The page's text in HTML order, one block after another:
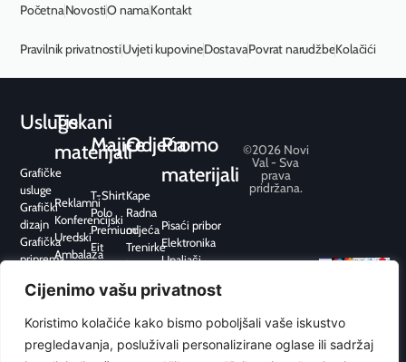
Cijenimo vašu privatnost
Koristimo kolačiće kako bismo poboljšali vaše iskustvo
pregledavanja, posluživali personalizirane oglase ili sadržaj
PočetnaNovostiO namaKontakt
Pravilnik privatnostiUvjeti kupovineDostavaPovrat narudžbeKolačići
Usluge
Grafičke
usluge
Grafički
dizajn
Grafička
priprema
Web
Graviranje
Tiskani
materijali
Reklamni
Konferencijski
Uredski
Ambalaža
Point
Majice
T-Shirt
Polo
Premium
Fit
Sport
Odjeća
Kape
Radna
odjeća
Trenirke
i
hoodice
Sport
Flis
Jakne i
prsluci
Promo
materijali
Pisaći pribor
Elektronika
Upaljači
Hobi i
vrijeme
Dom
©2026 Novi
Val - Sva
prava
pridržana.